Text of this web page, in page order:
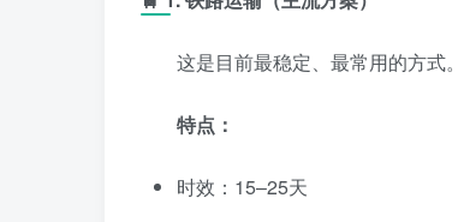
这是目前最稳定、最常用的方式。
特点：
时效：15–25天